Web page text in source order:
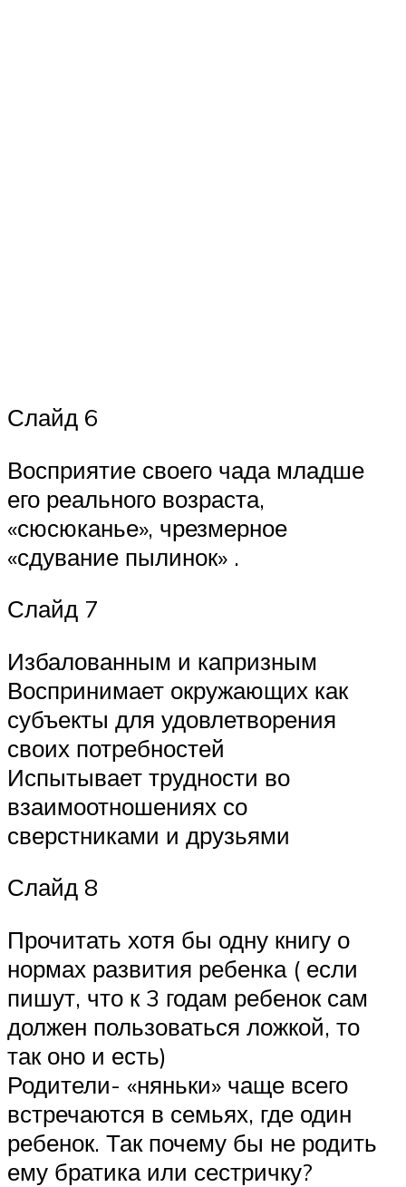
Слайд 6
Восприятие своего чада младше
его реального возраста,
«сюсюканье», чрезмерное
«сдувание пылинок» .
Слайд 7
Избалованным и капризным
Воспринимает окружающих как
субъекты для удовлетворения
своих потребностей
Испытывает трудности во
взаимоотношениях со
сверстниками и друзьями
Слайд 8
Прочитать хотя бы одну книгу о
нормах развития ребенка ( если
пишут, что к 3 годам ребенок сам
должен пользоваться ложкой, то
так оно и есть)
Родители- «няньки» чаще всего
встречаются в семьях, где один
ребенок. Так почему бы не родить
ему братика или сестричку?